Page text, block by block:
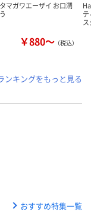
タマガワエーザイ お口潤
う
￥880～ （税込）
ンキングをもっと見る
おすすめ特集一覧